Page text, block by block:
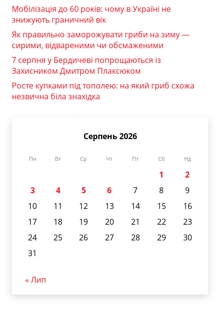
Мобілізація до 60 років: чому в Україні не
знижують граничний вік
Як правильно заморожувати гриби на зиму —
сирими, відвареними чи обсмаженими
7 серпня у Бердичеві попрощаються із
Захисником Дмитром Плаксюком
Росте купками під тополею: на який гриб схожа
незвична біла знахідка
Серпень 2026
Пн Вт Ср Чт Пт Сб Нд
1
2
3
4 5 6 7 8
9
10
11 12 13 14 15
16
17
18 19 20 21 22
23
24
25 26 27 28 29
30
31
« Лип